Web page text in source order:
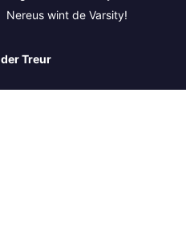
Nereus wint de Varsity!
Treur